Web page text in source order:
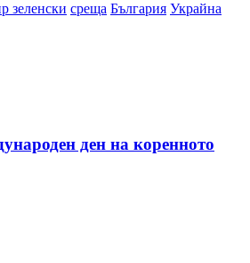
зеленски среща България Украйна
ден на коренното